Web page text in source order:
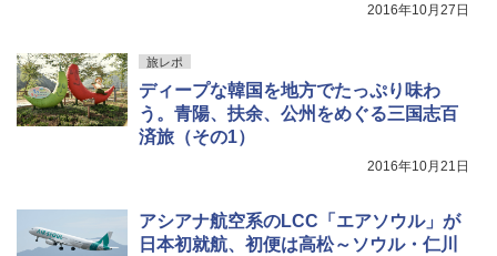
2016年10月27日
旅レポ
ディープな韓国を地方でたっぷり味わ
う。青陽、扶余、公州をめぐる三国志百
済旅（その1）
2016年10月21日
アシアナ航空系のLCC「エアソウル」が
日本初就航、初便は高松～ソウル・仁川